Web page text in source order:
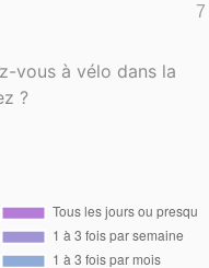
7
vous à vélo dans la
?